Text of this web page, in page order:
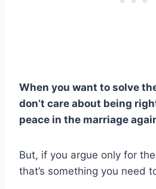
When you want to solve
don’t care about being
peace in the marriage
But, if you argue only for
that’s something you need